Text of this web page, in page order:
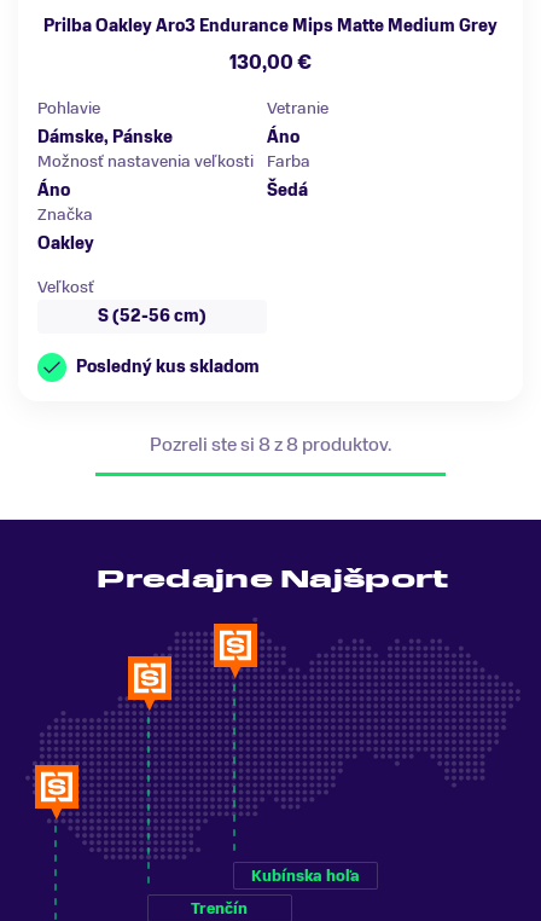
Prilba Oakley Aro3 Endurance Mips Matte Medium Grey
130,00 €
Pohlavie
Dámske, Pánske
Vetranie
Áno
Možnosť nastavenia veľkosti
Áno
Farba
Šedá
Značka
Oakley
Veľkosť
S (52-56 cm)
Posledný kus skladom
Pozreli ste si 8 z 8 produktov.
Predajne Najšport
Trenčín
Kubínska hoľa